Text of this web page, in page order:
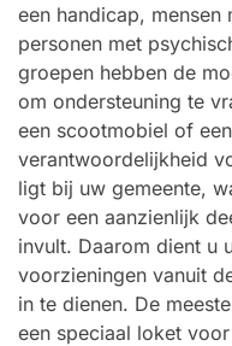
een handicap,
personen met
groepen hebben de
om ondersteuning te
een scootmobiel of
verantwoordelijkheid
ligt bij uw gemeente,
voor een aanzienlijk
invult. Daarom dient u
voorzieningen vanuit
in te dienen. De
een speciaal loket